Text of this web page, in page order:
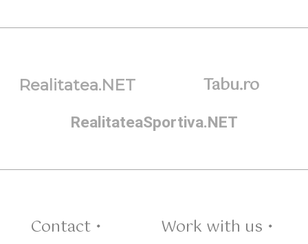
Realitatea.NET Tabu.ro
RealitateaSportiva.NET
Contact • Work with us •